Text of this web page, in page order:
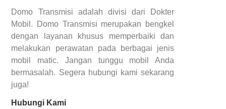
Domo Transmisi adalah divisi dari Dokter
Mobil. Domo Transmisi merupakan bengkel
dengan layanan khusus memperbaiki dan
melakukan perawatan pada berbagai jenis
mobil matic. Jangan tunggu mobil Anda
bermasalah. Segera hubungi kami sekarang
juga!
Hubungi Kami